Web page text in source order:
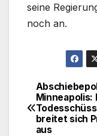
seine
noch an.
Minneapolis:
breitet sich
aus